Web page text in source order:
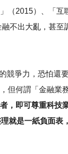
（2015）、「互
不出大亂，甚至
爭力，恐怕還
但何謂「金融業
，即可尊重科技
就是一紙負面